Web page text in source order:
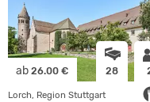
ab 26.00 € 28
Lorch, Region Stuttgart